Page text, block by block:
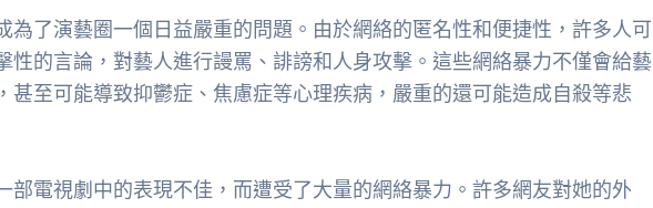
為了演藝圈一個日益嚴重的問題。由於網絡的匿名性和便捷性，許多人可
性的言論，對藝人進行謾罵、誹謗和人身攻擊。這些網絡暴力不僅會給藝
甚至可能導致抑鬱症、焦慮症等心理疾病，嚴重的還可能造成自殺等悲
部電視劇中的表現不佳，而遭受了大量的網絡暴力。許多網友對她的外